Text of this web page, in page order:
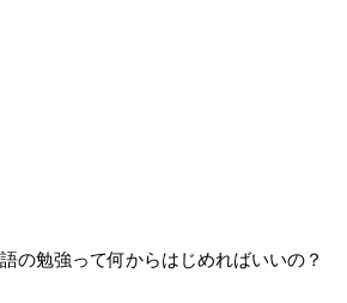
の勉強って何からはじめればいいの？